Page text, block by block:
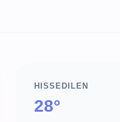
HISSEDILEN
28°